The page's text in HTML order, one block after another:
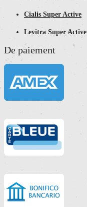
Cialis Super Active
Levitra Super Active
De paiement